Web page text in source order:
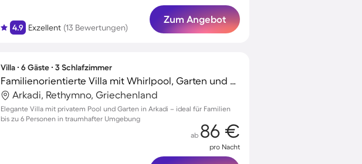
4.9 Exzellent (13 Bewertungen)
Zum Angebot
Villa ∙ 6 Gäste ∙ 3 Schlafzimmer
Familienorientierte Villa mit Whirlpool, Garten und Grill
Arkadi, Rethymno, Griechenland
Elegante Villa mit privatem Pool und Garten in Arkadi – ideal für Familien
bis zu 6 Personen in traumhafter Umgebung
ab 86 €
pro Nacht